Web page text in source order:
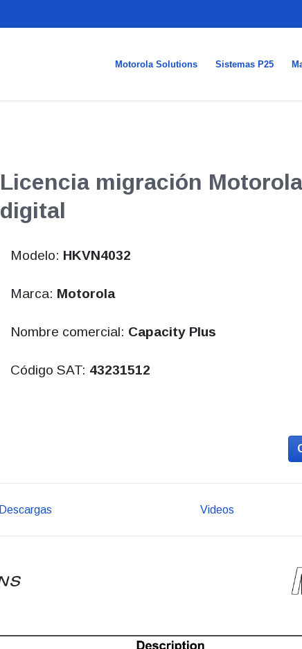
Motorola Solutions Sistemas P25
Licencia migración
digital
Modelo: HKVN4032
Marca: Motorola
Nombre comercial: Capacity Plus
Código SAT: 43231512
Descargas Videos